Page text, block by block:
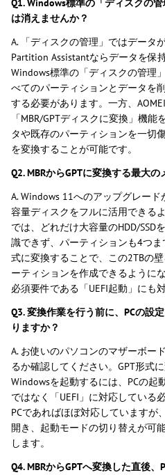
Q1. Windows標準の「ディスクの
は消えませんか？
A. 「ディスクの管理」ではデータ
Partition Assistantならデータを保
Windows標準の「ディスクの管理
べてのパーティションとデータを
する必要があります。一方、
「MBR/GPTディスクに変換」機
タや既存のパーティションを一切
を変換することが可能です。
Q2. MBRからGPTに変換する最大
A. Windows 11へのアップグレー
容量ディスクをフルに活用できる
では、どれだけ大容量のHDD/SSD
識できず、パーティションも4つ
式に変換することで、この2TBの
ーティションを作成できるように
必須要件である「UEFI起動」にも
Q3. 変換作業を行う前に、PCの設
りますか？
A. お使いのパソコンのマザーボー
るか確認してください。GPT形式
Windowsを起動するには、PCの起
ではなく「UEFI」に対応している
PCであればほぼ対応していますが
開き、起動モードの切り替えが可
します。
Q4. MBRからGPTへ変換した直後